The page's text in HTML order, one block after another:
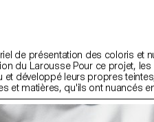
de présentation des coloris et
du Larousse Pour ce projet, les
et développé leurs propres
et matières, qu'ils ont nuancés
assemblés ensuite pour créer